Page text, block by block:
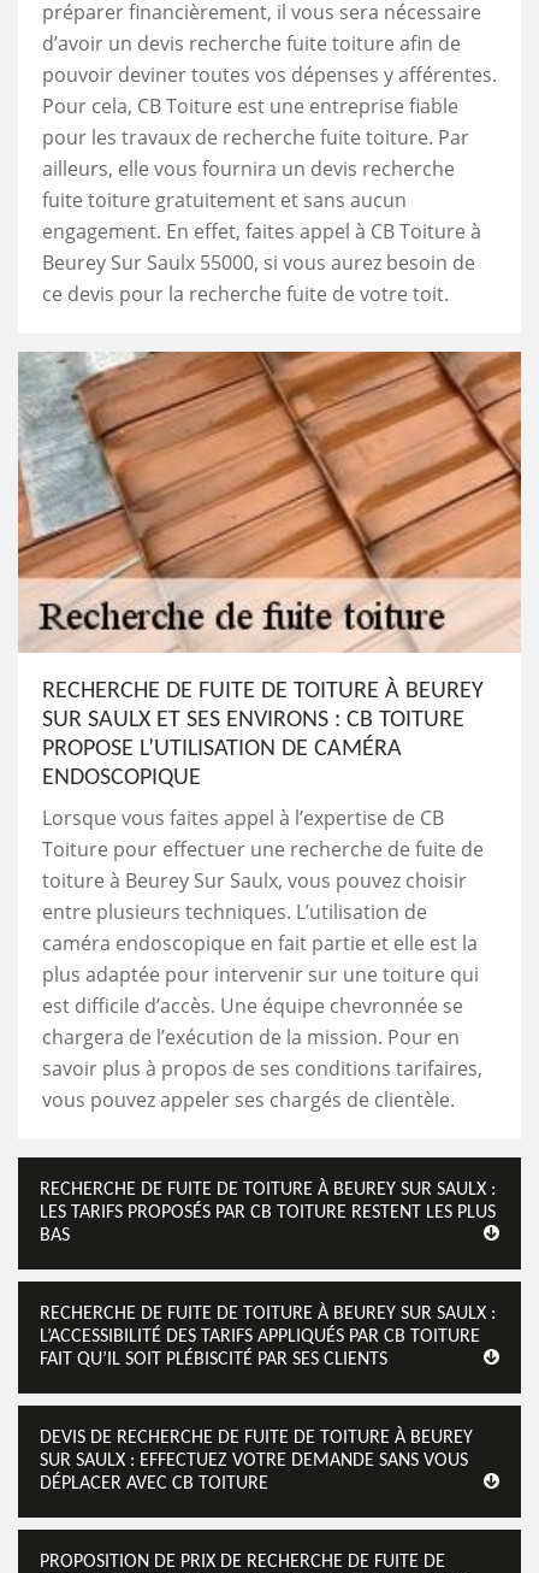
préparer financièrement, il vous sera nécessaire
d’avoir un devis recherche fuite toiture afin de
pouvoir deviner toutes vos dépenses y afférentes.
Pour cela, CB Toiture est une entreprise fiable
pour les travaux de recherche fuite toiture. Par
ailleurs, elle vous fournira un devis recherche
fuite toiture gratuitement et sans aucun
engagement. En effet, faites appel à CB Toiture à
Beurey Sur Saulx 55000, si vous aurez besoin de
ce devis pour la recherche fuite de votre toit.
RECHERCHE DE FUITE DE TOITURE À BEUREY
SUR SAULX ET SES ENVIRONS : CB TOITURE
PROPOSE L’UTILISATION DE CAMÉRA
ENDOSCOPIQUE
Lorsque vous faites appel à l’expertise de CB
Toiture pour effectuer une recherche de fuite de
toiture à Beurey Sur Saulx, vous pouvez choisir
entre plusieurs techniques. L’utilisation de
caméra endoscopique en fait partie et elle est la
plus adaptée pour intervenir sur une toiture qui
est difficile d’accès. Une équipe chevronnée se
chargera de l’exécution de la mission. Pour en
savoir plus à propos de ses conditions tarifaires,
vous pouvez appeler ses chargés de clientèle.
RECHERCHE DE FUITE DE TOITURE À BEUREY SUR SAULX :
LES TARIFS PROPOSÉS PAR CB TOITURE RESTENT LES PLUS
BAS
RECHERCHE DE FUITE DE TOITURE À BEUREY SUR SAULX :
L’ACCESSIBILITÉ DES TARIFS APPLIQUÉS PAR CB TOITURE
FAIT QU’IL SOIT PLÉBISCITÉ PAR SES CLIENTS
DEVIS DE RECHERCHE DE FUITE DE TOITURE À BEUREY
SUR SAULX : EFFECTUEZ VOTRE DEMANDE SANS VOUS
DÉPLACER AVEC CB TOITURE
PROPOSITION DE PRIX DE RECHERCHE DE FUITE DE